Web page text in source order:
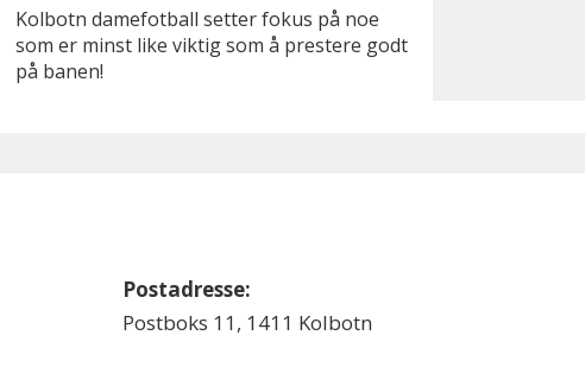
Kolbotn damefotball setter fokus på noe
som er minst like viktig som å prestere godt
på banen!
Postadresse:
Postboks 11, 1411 Kolbotn